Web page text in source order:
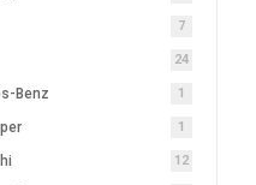
7
24
Benz 1
1
12